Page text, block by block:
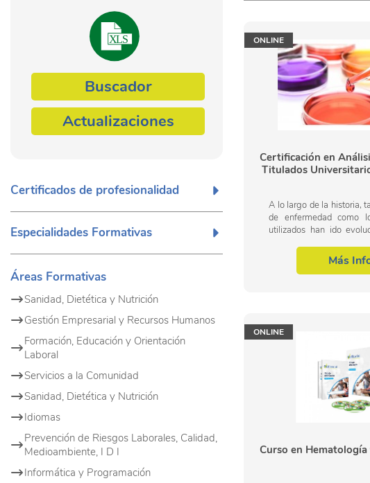
Buscador
Actualizaciones
Certificados de profesionalidad
Especialidades Formativas
Áreas Formativas
Sanidad, Dietética y Nutrición
Gestión Empresarial y Recursos Humanos
Formación, Educación y Orientación
Laboral
Servicios a la Comunidad
Sanidad, Dietética y Nutrición
Idiomas
Prevención de Riesgos Laborales, Calidad,
Medioambiente, I D I
Informática y Programación
ONLINE
Certificación en
Titulados
A lo largo de la historia,
de enfermedad como
utilizados han ido
magia, los hechizos y la...
Más
ONLINE
Curso en